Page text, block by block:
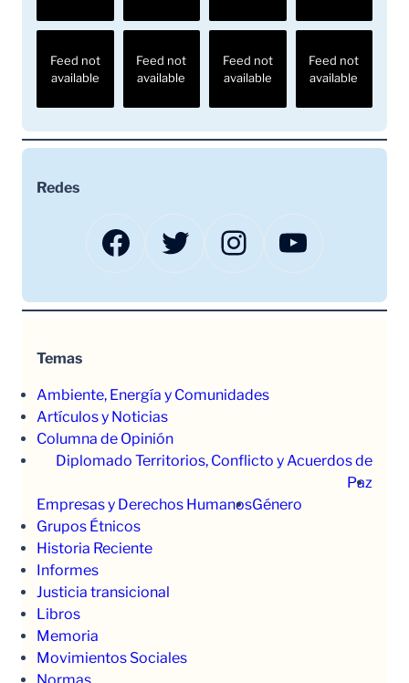
Feed not
available
Feed not
available
Feed not
available
Feed not
available
Redes
Facebook Twitter Instagram YouTube
Temas
Ambiente, Energía y Comunidades
Artículos y Noticias
Columna de Opinión
Diplomado Territorios, Conflicto y Acuerdos de
Paz
Empresas y Derechos HumanosGénero
Grupos Étnicos
Historia Reciente
Informes
Justicia transicional
Libros
Memoria
Movimientos Sociales